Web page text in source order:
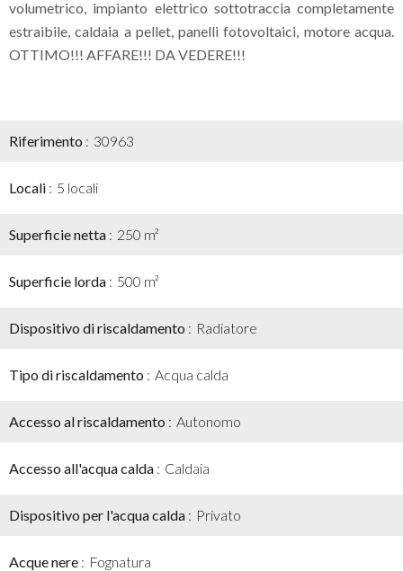
volumetrico, impianto elettrico sottotraccia completamente
estraibile, caldaia a pellet, panelli fotovoltaici, motore acqua.
OTTIMO!!! AFFARE!!! DA VEDERE!!!
Riferimento 30963
Locali 5 locali
Superficie netta 250 m²
Superficie lorda 500 m²
Dispositivo di riscaldamento Radiatore
Tipo di riscaldamento Acqua calda
Accesso al riscaldamento Autonomo
Accesso all'acqua calda Caldaia
Dispositivo per l'acqua calda Privato
Acque nere Fognatura